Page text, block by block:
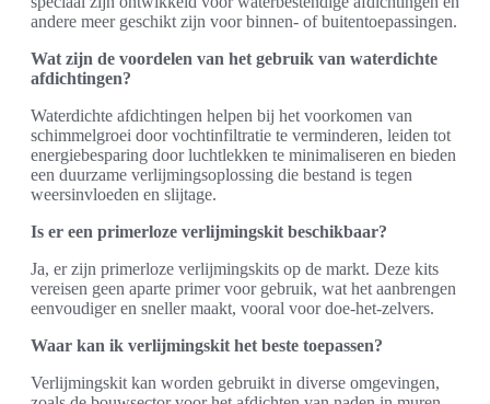
andere meer geschikt zijn voor binnen- of buitentoepassingen.
Wat zijn de voordelen van het gebruik van waterdichte
afdichtingen?
Waterdichte afdichtingen helpen bij het voorkomen van
schimmelgroei door vochtinfiltratie te verminderen, leiden tot
energiebesparing door luchtlekken te minimaliseren en bieden
een duurzame verlijmingsoplossing die bestand is tegen
weersinvloeden en slijtage.
Is er een primerloze verlijmingskit beschikbaar?
Ja, er zijn primerloze verlijmingskits op de markt. Deze kits
vereisen geen aparte primer voor gebruik, wat het aanbrengen
eenvoudiger en sneller maakt, vooral voor doe-het-zelvers.
Waar kan ik verlijmingskit het beste toepassen?
Verlijmingskit kan worden gebruikt in diverse omgevingen,